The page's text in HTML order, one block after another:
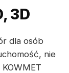
3D
dla osób
nie